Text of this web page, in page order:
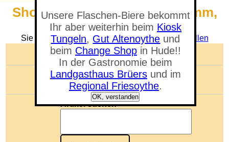
Unsere Flaschen-Biere bekommt
Ihr aber weiterhin beim Kiosk
Tungeln, Gut Altenoythe und
beim Change Shopin Hude!!
In der Gastronomie beim
Landgasthaus Brüersund im
Regional Friesoythe.
OK, verstanden
Shop - Gummistopfen 22/27 mm,
mit Loch 7 mm
Sie befinden sich in der Abteilung:Gären & Abfüllen
🛒 Warenkorb anzeigen
Anzahl der Artikel: 0
Gesamtwert: 0,00 €
Artikel suchen